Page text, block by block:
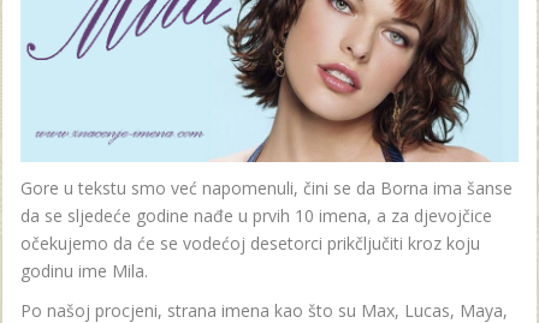
Gore u tekstu smo već napomenuli, čini se da Borna ima šanse
da se sljedeće godine nađe u prvih 10 imena, a za djevojčice
očekujemo da će se vodećoj desetorci prikčljučiti kroz koju
godinu ime Mila.
Po našoj procjeni, strana imena kao što su Max, Lucas, Maya,